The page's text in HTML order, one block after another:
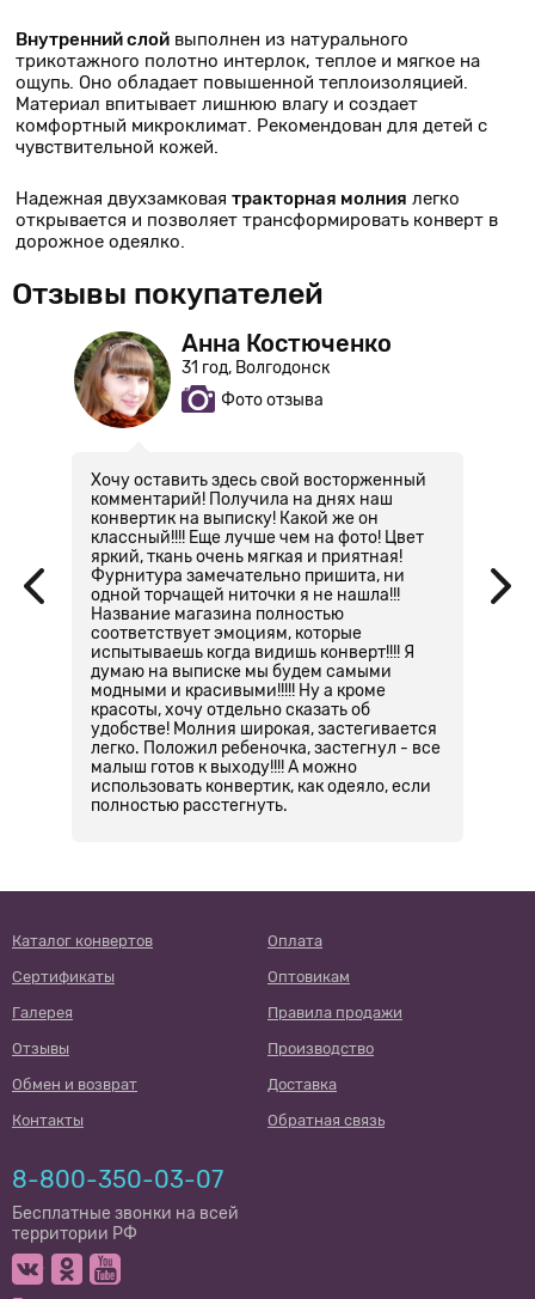
Внутренний слой выполнен из натурального
трикотажного полотно интерлок, теплое и мягкое на
ощупь. Оно обладает повышенной теплоизоляцией.
Материал впитывает лишнюю влагу и создает
комфортный микроклимат. Рекомендован для детей с
чувствительной кожей.
Надежная двухзамковая тракторная молния легко
открывается и позволяет трансформировать конверт в
дорожное одеялко.
Отзывы покупателей
Анна Костюченко
31 год, Волгодонск
Фото отзыва
Хочу оставить здесь свой восторженный
комментарий! Получила на днях наш
конвертик на выписку! Какой же он
классный!!!! Еще лучше чем на фото! Цвет
яркий, ткань очень мягкая и приятная!
Фурнитура замечательно пришита, ни
одной торчащей ниточки я не нашла!!!
Название магазина полностью
соответствует эмоциям, которые
испытываешь когда видишь конверт!!!! Я
думаю на выписке мы будем самыми
модными и красивыми!!!!! Ну а кроме
красоты, хочу отдельно сказать об
удобстве! Молния широкая, застегивается
легко. Положил ребеночка, застегнул - все
малыш готов к выходу!!!! А можно
использовать конвертик, как одеяло, если
полностью расстегнуть.
Каталог конвертов
Оплата
Сертификаты
Оптовикам
Галерея
Правила продажи
Отзывы
Производство
Обмен и возврат
Доставка
Контакты
Обратная связь
8-800-350-03-07
Бесплатные звонки на всей
территории РФ